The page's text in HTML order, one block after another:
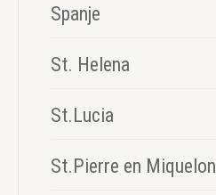
Spanje
St. Helena
St.Lucia
St.Pierre en Miquelon